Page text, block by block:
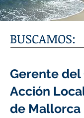
BUSCAMOS:
Gerente del
Acción
de Mallorca